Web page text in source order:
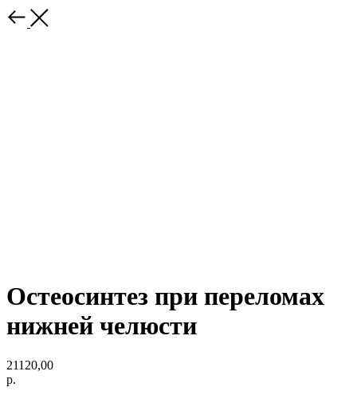
Остеосинтез при переломах
нижней челюсти
21120,00
р.